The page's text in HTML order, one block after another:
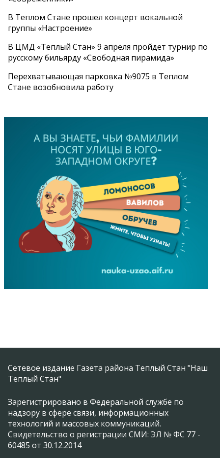
В Теплом Стане прошел концерт вокальной
группы «Настроение»
В ЦМД «Теплый Стан» 9 апреля пройдет турнир по
русскому бильярду «Свободная пирамида»
Перехватывающая парковка №9075 в Теплом
Стане возобновила работу
Сетевое издание Газета района Теплый Стан "Наш
Теплый Стан"
Зарегистрировано в Федеральной службе по
надзору в сфере связи, информационных
технологий и массовых коммуникаций.
Свидетельство о регистрации СМИ: ЭЛ № ФС 77 -
60485 от 30.12.2014